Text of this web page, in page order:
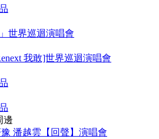
」世界巡迴演唱會
我敢]世界巡迴演唱會
邊
潘越雲【回聲】演唱會